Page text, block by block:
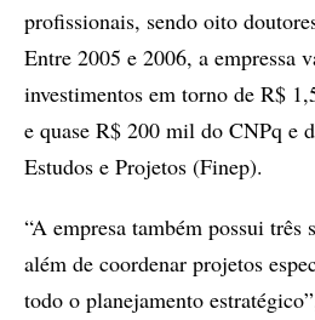
profissionais, sendo oito
Entre 2005 e 2006, a empressa
investimentos em torno de R$
e quase R$ 200 mil do CNPq e
Estudos e Projetos (Finep).
“A empresa também possui três
além de coordenar projetos
todo o planejamento